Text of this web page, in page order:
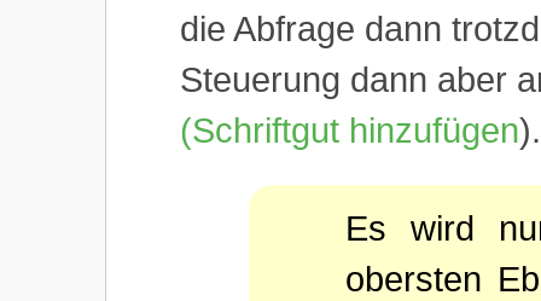
die Abfrage dann
Steuerung dann aber
(Schriftgut hinzufügen).
Es wird
obersten